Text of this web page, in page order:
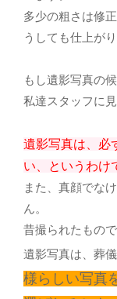
多少の粗さは修
うしても仕上が
もし遺影写真の
私達スタッフに
遺影写真は、必
い、というわけ
また、真顔でな
ん。
昔撮られたもの
遺影写真は、葬
様らしい写真